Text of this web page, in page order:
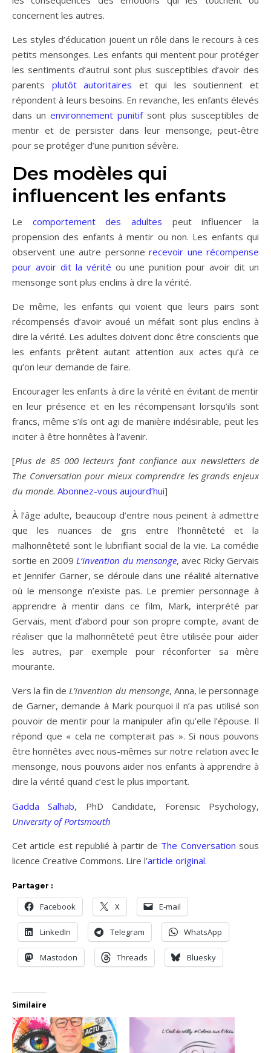
concernent les autres.
Les styles d’éducation jouent un rôle dans le recours à ces
petits mensonges. Les enfants qui mentent pour protéger
les sentiments d’autrui sont plus susceptibles d’avoir des
parents plutôt autoritaires et qui les soutiennent et
répondent à leurs besoins. En revanche, les enfants élevés
dans un environnement punitifsont plus susceptibles de
mentir et de persister dans leur mensonge, peut-être
pour se protéger d’une punition sévère.
Des modèles qui
influencent les enfants
Le comportement des adultes peut influencer la
propension des enfants à mentir ou non. Les enfants qui
observent une autre personne recevoir une récompense
pour avoir dit la vérité ou une punition pour avoir dit un
mensonge sont plus enclins à dire la vérité.
De même, les enfants qui voient que leurs pairs sont
récompensés d’avoir avoué un méfait sont plus enclins à
dire la vérité. Les adultes doivent donc être conscients que
les enfants prêtent autant attention aux actes qu’à ce
qu’on leur demande de faire.
Encourager les enfants à dire la vérité en évitant de mentir
en leur présence et en les récompensant lorsqu’ils sont
francs, même s’ils ont agi de manière indésirable, peut les
inciter à être honnêtes à l’avenir.
[Plus de 85 000 lecteurs font confiance aux newsletters de
The Conversation pour mieux comprendre les grands enjeux
du monde. Abonnez-vous aujourd’hui]
À l’âge adulte, beaucoup d’entre nous peinent à admettre
que les nuances de gris entre l’honnêteté et la
malhonnêteté sont le lubrifiant social de la vie. La comédie
sortie en 2009 L’invention du mensonge, avec Ricky Gervais
et Jennifer Garner, se déroule dans une réalité alternative
où le mensonge n’existe pas. Le premier personnage à
apprendre à mentir dans ce film, Mark, interprété par
Gervais, ment d’abord pour son propre compte, avant de
réaliser que la malhonnêteté peut être utilisée pour aider
les autres, par exemple pour réconforter sa mère
mourante.
Vers la fin de L’invention du mensonge, Anna, le personnage
de Garner, demande à Mark pourquoi il n’a pas utilisé son
pouvoir de mentir pour la manipuler afin qu’elle l’épouse. Il
répond que « cela ne compterait pas ». Si nous pouvons
être honnêtes avec nous-mêmes sur notre relation avec le
mensonge, nous pouvons aider nos enfants à apprendre à
dire la vérité quand c’est le plus important.
Gadda Salhab, PhD Candidate, Forensic Psychology,
University of Portsmouth
Cet article est republié à partir de The Conversation sous
licence Creative Commons. Lire l’article original.
Partager :
Facebook X E-mail
LinkedIn Telegram WhatsApp
Mastodon Threads Bluesky
Similaire